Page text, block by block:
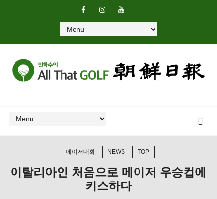
메이저대회 NEWS TOP
이탈리아인 처음으로 메이저 우승컵에
키스하다